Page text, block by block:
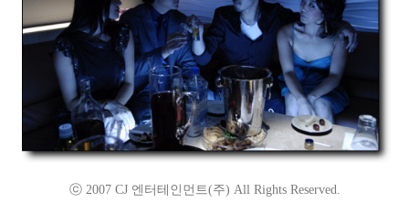
ⓒ 2007 CJ 엔터테인먼트(주) All Rights Reserved.